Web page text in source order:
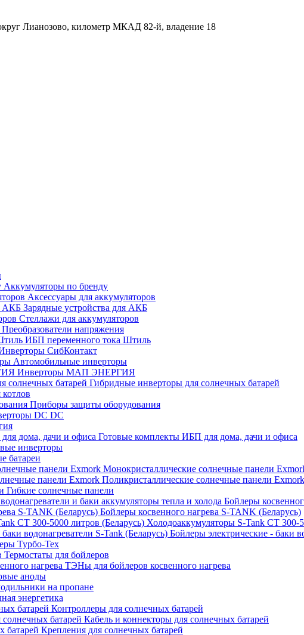
Лианозово, километр МКАД 82-й, владение 18
Аккумуляторы по бренду
Аксессуары для аккумуляторов
Зарядные устройства для АКБ
Стеллажи для аккумуляторов
Преобразователи напряжения
ИБП переменного тока Штиль
СибКонтакт
Автомобильные инверторы
Инверторы МАП ЭНЕРГИЯ
Гибридные инверторы для солнечных батарей
Приборы защиты оборудования
DC DC
Готовые комплекты ИБП для дома, дачи и офиса
инверторы
батареи
Монокристаллические солнечные панели
Поликристаллические солнечные панели Exmork
Гибкие солнечные панели
Бойлеры
Бойлеры косвенного нагрева S-TANK (Беларусь)
Холодоаккумуляторы S-Tank СТ 300-
Бойлеры электрические - баки
Турбо-Тех
Термостаты для бойлеров
ТЭНы для бойлеров косвенного нагрева
аноды
на пропане
энергетика
Контроллеры для солнечных батарей
Кабель и коннекторы для солнечных батарей
Крепления для солнечных батарей